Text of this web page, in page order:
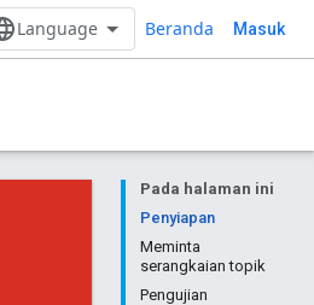
Beranda Masuk
Pada halaman ini
Penyiapan
Meminta
serangkaian topik
Pengujian